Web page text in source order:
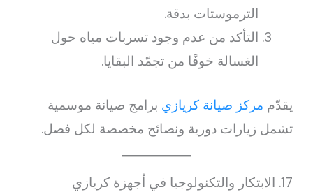
الترموستات بدقة.
التأكد من عدم وجود تسربات مياه حول
الغسالة خوفًا من تجمّد البقايا.
يقدّم مركز صيانة كريازي برامج صيانة موسمية
تشمل زيارات دورية ونصائح مخصصة لكل فصل.
17. الابتكار والتكنولوجيا في أجهزة كريازي